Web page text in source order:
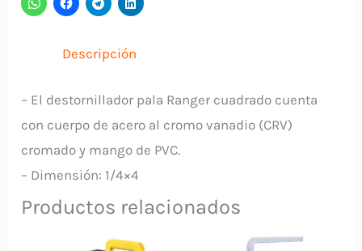
Vaso
2004423
cantidad
Descripción
– El destornillador pala Ranger cuadrado cuenta
con cuerpo de acero al cromo vanadio (CRV)
cromado y mango de PVC.
– Dimensión: 1/4×4
Productos relacionados